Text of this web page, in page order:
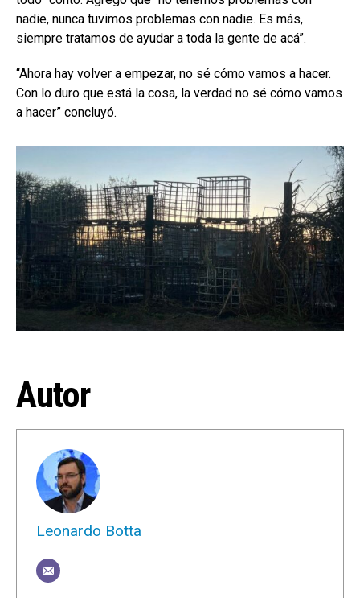
nadie, nunca tuvimos problemas con nadie. Es más,
siempre tratamos de ayudar a toda la gente de acá”.
“Ahora hay volver a empezar, no sé cómo vamos a hacer.
Con lo duro que está la cosa, la verdad no sé cómo vamos
a hacer” concluyó.
Autor
Leonardo Botta